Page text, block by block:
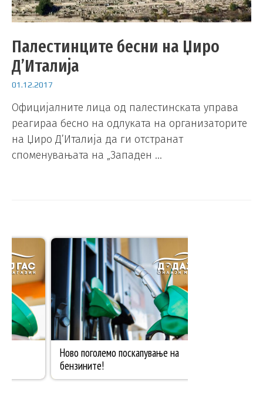
Палестинците бесни на Џиро
Д’Италија
01.12.2017
Официјалните лица од палестинската управа
реагираа бесно на одлуката на организаторите
на Џиро Д’Италија да ги отстранат
споменувањата на „Западен …